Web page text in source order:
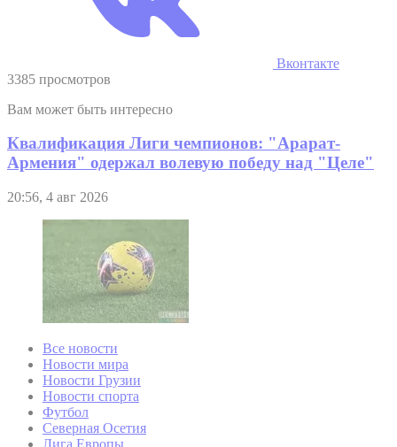
Вконтакте
3385 просмотров
Вам может быть интересно
Квалификация Лиги чемпионов: "Арарат-
Армения" одержал волевую победу над "Целе"
20:56, 4 авг 2026
Все новости
Новости мира
Новости Грузии
Новости спорта
Футбол
Северная Осетия
Лига Европы